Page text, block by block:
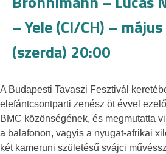
– Yele (CI/CH) –
(szerda) 20:00
A Budapesti Tavaszi Fesztivál
elefántcsontparti zenész öt évvel
BMC közönségének, és megmutatta
a balafonon, vagyis a nyugat-afrikai
két kameruni születésű svájci